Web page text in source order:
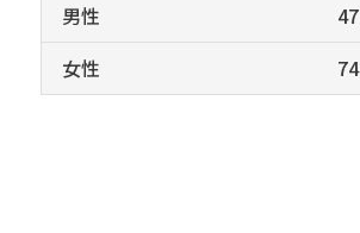
男性
47
女性
74